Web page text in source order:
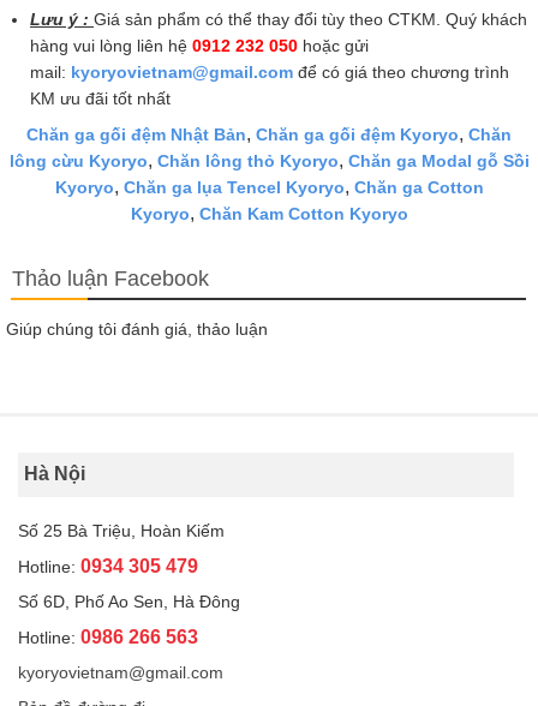
Lưu ý : Giá sản phẩm có thể thay đổi tùy theo CTKM. Quý khách
hàng vui lòng liên hệ 0912 232 050 hoặc gửi
mail: kyoryovietnam@gmail.com để có giá theo chương trình
KM ưu đãi tốt nhất
Chăn ga gối đệm Nhật Bản, Chăn ga gối đệm Kyoryo, Chăn
lông cừu Kyoryo, Chăn lông thỏ Kyoryo, Chăn ga Modal gỗ Sồi
Kyoryo, Chăn ga lụa Tencel Kyoryo, Chăn ga Cotton
Kyoryo, Chăn Kam Cotton Kyoryo
Thảo luận Facebook
Giúp chúng tôi đánh giá, thảo luận
Hà Nội
Số 25 Bà Triệu, Hoàn Kiếm
Hotline: 0934 305 479
Số 6D, Phố Ao Sen, Hà Đông
Hotline: 0986 266 563
kyoryovietnam@gmail.com